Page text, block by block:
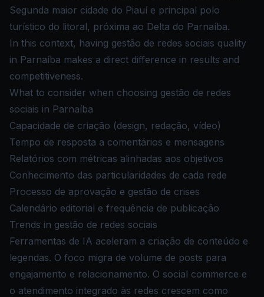
Segunda maior cidade do Piauí e principal polo
turístico do litoral, próxima ao Delta do Parnaíba.
In this context, having gestão de redes sociais quality
in Parnaíba makes a direct difference in results and
competitiveness.
What to consider when choosing gestão de redes
sociais in Parnaíba
Capacidade de criação (design, redação, vídeo)
Tempo de resposta a comentários e mensagens
Relatórios com métricas alinhadas aos objetivos
Conhecimento das particularidades de cada rede
Processo de aprovação e gestão de crises
Calendário editorial e frequência de publicação
Trends in gestão de redes sociais
Ferramentas de IA aceleram a criação de conteúdo e
legendas. O foco migra de volume de posts para
engajamento e relacionamento. O social commerce e
o atendimento integrado às redes crescem como